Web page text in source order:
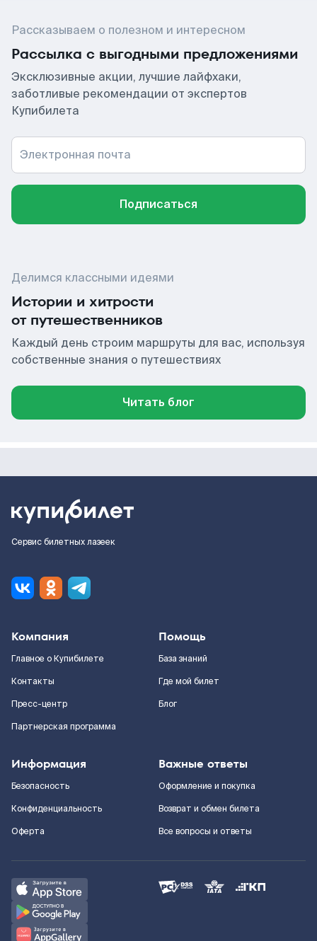
Рассказываем о полезном и интересном
Рассылка с выгодными предложениями
Эксклюзивные акции, лучшие лайфхаки,
заботливые рекомендации от экспертов
Купибилета
Электронная почта
Подписаться
Делимся классными идеями
Истории и хитрости
от путешественников
Каждый день строим маршруты для вас, используя
собственные знания о путешествиях
Читать блог
Сервис билетных лазеек
Компания
Главное о Купибилете
Контакты
Пресс-центр
Партнерская программа
Помощь
База знаний
Где мой билет
Блог
Информация
Безопасность
Конфиденциальность
Оферта
Важные ответы
Оформление и покупка
Возврат и обмен билета
Все вопросы и ответы